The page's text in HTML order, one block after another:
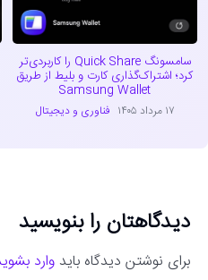
سامسونگ Quick Share را کاربردی‌تر
کرد؛ اشتراک‌گذاری کارت و بلیط از طریق
Samsung Wallet
۱۷ مرداد ۱۴۰۵ فناوری و دیجیتال
دیدگاهتان را بنویسید
برای نوشتن دیدگاه باید وارد